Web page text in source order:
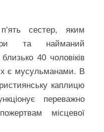
сестер, яким
та найманий
40 чоловіків
є мусульманами. В
каплицю
переважно
місцевої